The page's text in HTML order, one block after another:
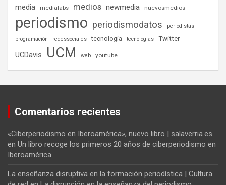
media medialabs medios newmedia nuevosmedios
periodismo periodismodatos
periodistas
programación
redessociales tecnología tecnologías Twitter
UCDavis UCM web youtube
Comentarios recientes
«Ciberperiodismo en Iberoamérica», nuevo libro | salaverria.es
en Un libro recoge los primeros 20 años de ciberperiodismo en
Iberoamérica
La enseñanza disruptiva en la formación periodística | Cultura